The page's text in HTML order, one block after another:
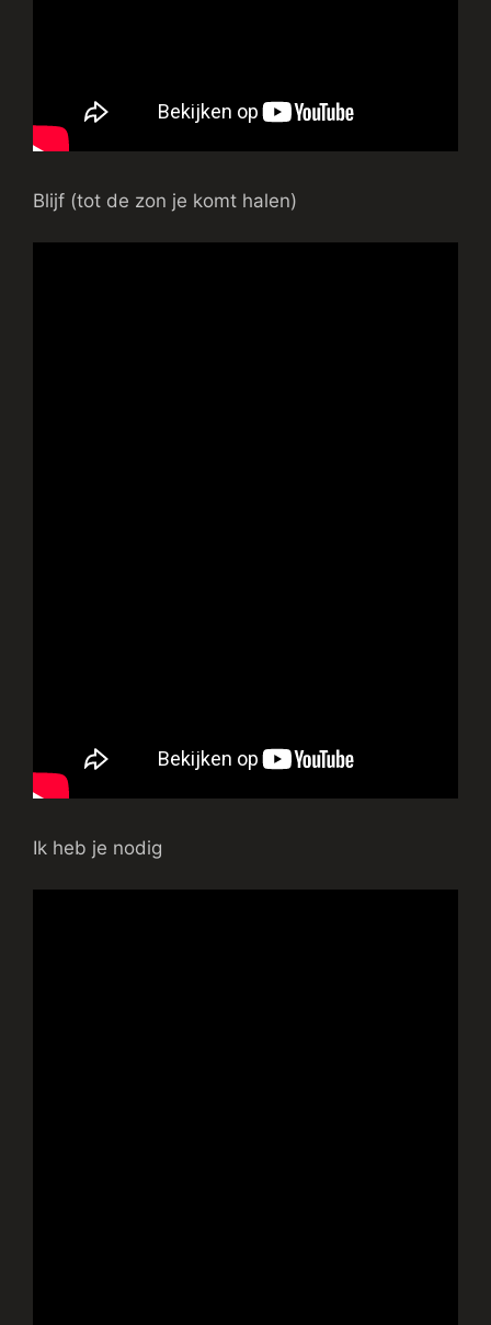
Blijf (tot de zon je komt halen)
Ik heb je nodig